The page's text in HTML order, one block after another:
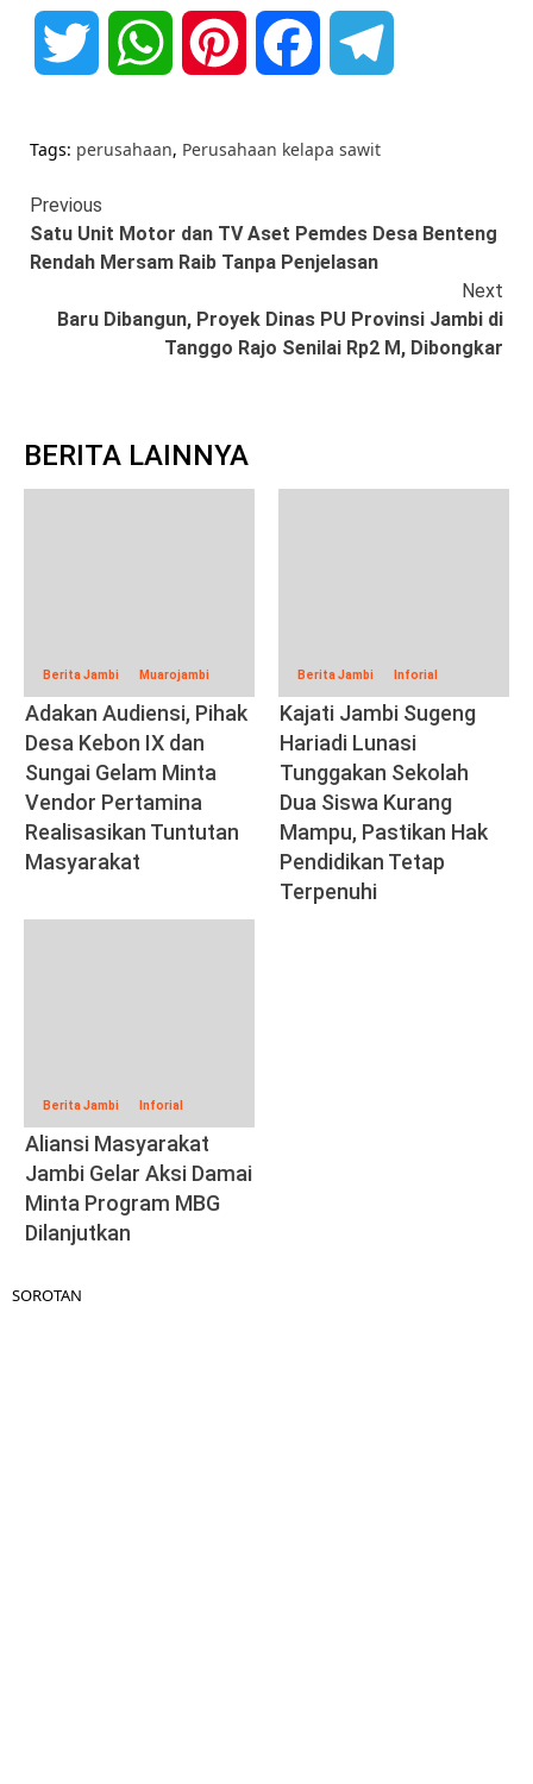
Twitter WhatsAppPinterest Facebook
Tags: perusahaan, Perusahaan kelapa sawit
Continue
Reading
Previous
Satu Unit Motor dan TV Aset Pemdes Desa Benteng
Rendah Mersam Raib Tanpa Penjelasan
Next
Baru Dibangun, Proyek Dinas PU Provinsi Jambi di
Tanggo Rajo Senilai Rp2 M, Dibongkar
BERITA LAINNYA
Berita Jambi Muarojambi
Adakan Audiensi, Pihak
Desa Kebon IX dan
Sungai Gelam Minta
Vendor Pertamina
Realisasikan Tuntutan
Masyarakat
Berita Jambi Inforial
Kajati Jambi Sugeng
Hariadi Lunasi
Tunggakan Sekolah
Dua Siswa Kurang
Mampu, Pastikan Hak
Pendidikan Tetap
Terpenuhi
Berita Jambi Inforial
Aliansi Masyarakat
Jambi Gelar Aksi Damai
Minta Program MBG
Dilanjutkan
SOROTAN